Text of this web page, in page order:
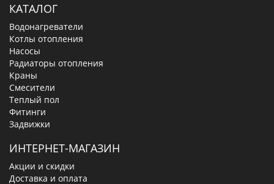
КАТАЛОГ
Водонагреватели
Котлы отопления
Насосы
Радиаторы отопления
Краны
Смесители
Теплый пол
Фитинги
Задвижки
ИНТЕРНЕТ-МАГАЗИН
Акции и скидки
Доставка и оплата